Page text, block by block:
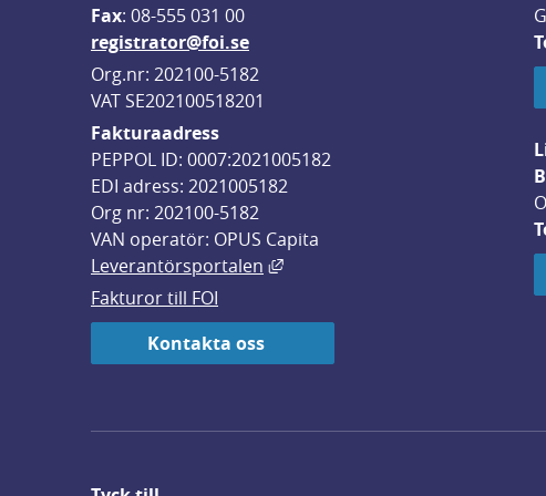
Fax: 08-555 031 00
registrator@foi.se
Org.nr: 202100-5182
VAT SE202100518201
Fakturaadress
PEPPOL ID: 0007:2021005182
EDI adress: 2021005182
Org nr: 202100-5182
VAN operatör: OPUS Capita
Leverantörsportalen
Länk till annan webbplats,
Fakturor till FOI
Kontakta oss